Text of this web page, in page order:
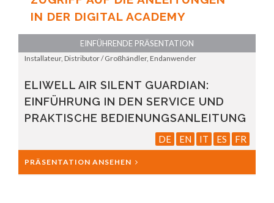
IN DER DIGITAL ACADEMY
EINFÜHRENDE PRÄSENTATION
Installateur, Distributor / Großhändler, Endanwender
ELIWELL AIR SILENT GUARDIAN:
EINFÜHRUNG IN DEN SERVICE UND
PRAKTISCHE BEDIENUNGSANLEITUNG
DE EN IT ES FR
PRÄSENTATION ANSEHEN